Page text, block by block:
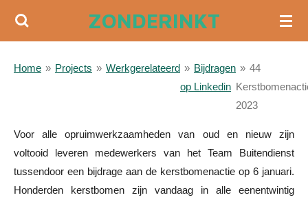
Ga
de
ZONDERINKT
Home » Projects » Werkgerelateerd » Bijdragen
op Linkedin
» 44
2023
Voor alle opruimwerkzaamheden van oud en nieuw zijn
voltooid leveren medewerkers van het Team Buitendienst
tussendoor een bijdrage aan de kerstbomenactie op 6 januari.
Honderden kerstbomen zijn vandaag in alle eenentwintig